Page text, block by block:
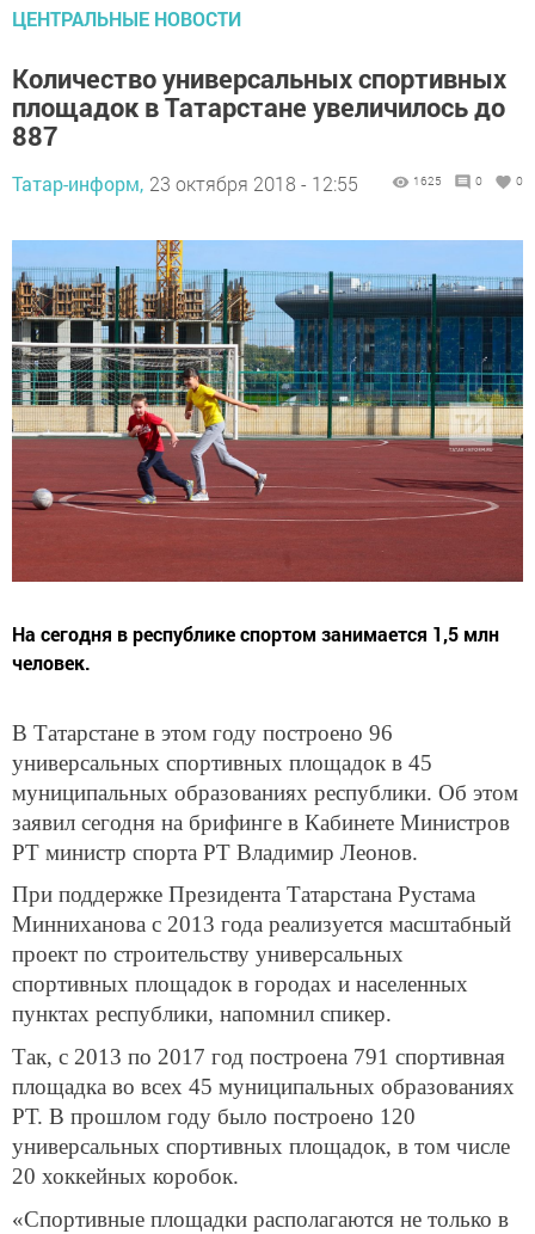
ЦЕНТРАЛЬНЫЕ НОВОСТИ
Количество универсальных спортивных
площадок в Татарстане увеличилось до
887
Татар-информ, 23 октября 2018 - 12:55 1625 0 0
На сегодня в республике спортом занимается 1,5 млн
человек.
В Татарстане в этом году построено 96
универсальных спортивных площадок в 45
муниципальных образованиях республики. Об этом
заявил сегодня на брифинге в Кабинете Министров
РТ министр спорта РТ Владимир Леонов.
При поддержке Президента Татарстана Рустама
Минниханова с 2013 года реализуется масштабный
проект по строительству универсальных
спортивных площадок в городах и населенных
пунктах республики, напомнил спикер.
Так, с 2013 по 2017 год построена 791 спортивная
площадка во всех 45 муниципальных образованиях
РТ. В прошлом году было построено 120
универсальных спортивных площадок, в том числе
20 хоккейных коробок.
«Спортивные площадки располагаются не только в